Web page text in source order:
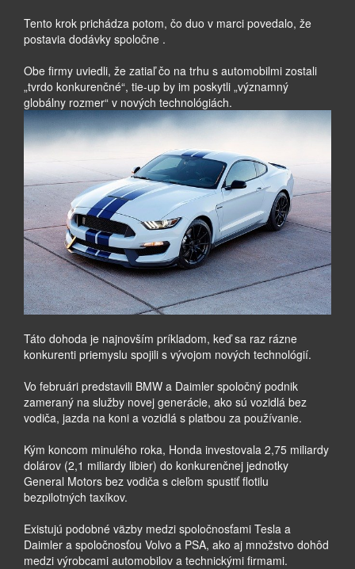
Tento krok prichádza potom, čo duo v marci povedalo, že
postavia dodávky spoločne .
Obe firmy uviedli, že zatiaľ čo na trhu s automobilmi zostali
„tvrdo konkurenčné“, tie-up by im poskytli „významný
globálny rozmer“ v nových technológiách.
Táto dohoda je najnovším príkladom, keď sa raz rázne
konkurenti priemyslu spojili s vývojom nových technológií.
Vo februári predstavili BMW a Daimler spoločný podnik
zameraný na služby novej generácie, ako sú vozidlá bez
vodiča, jazda na koni a vozidlá s platbou za používanie.
Kým koncom minulého roka, Honda investovala 2,75 miliardy
dolárov (2,1 miliardy libier) do konkurenčnej jednotky
General Motors bez vodiča s cieľom spustiť flotilu
bezpilotných taxíkov.
Existujú podobné väzby medzi spoločnosťami Tesla a
Daimler a spoločnosťou Volvo a PSA, ako aj množstvo dohôd
medzi výrobcami automobilov a technickými firmami.